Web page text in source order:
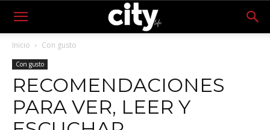
Inicio Con gusto
Con gusto
RECOMENDACIONES
PARA VER, LEER Y